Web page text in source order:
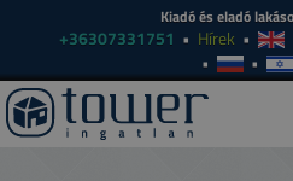
Kiadó és eladó
+36307331751 Hírek